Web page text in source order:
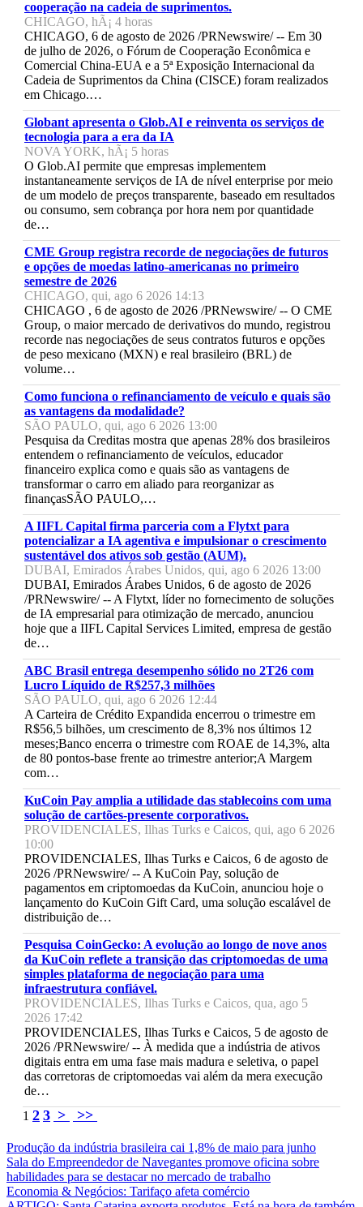
cooperação na cadeia de suprimentos.
CHICAGO, hÃ¡ 4 horas
CHICAGO, 6 de agosto de 2026 /PRNewswire/ -- Em 30
de julho de 2026, o Fórum de Cooperação Econômica e
Comercial China-EUA e a 5ª Exposição Internacional da
Cadeia de Suprimentos da China (CISCE) foram realizados
em Chicago.…
Globant apresenta o Glob.AI e reinventa os serviços de
tecnologia para a era da IA
NOVA YORK, hÃ¡ 5 horas
O Glob.AI permite que empresas implementem
instantaneamente serviços de IA de nível enterprise por meio
de um modelo de preços transparente, baseado em resultados
ou consumo, sem cobrança por hora nem por quantidade
de…
CME Group registra recorde de negociações de futuros
e opções de moedas latino-americanas no primeiro
semestre de 2026
CHICAGO, qui, ago 6 2026 14:13
CHICAGO , 6 de agosto de 2026 /PRNewswire/ -- O CME
Group, o maior mercado de derivativos do mundo, registrou
recorde nas negociações de seus contratos futuros e opções
de peso mexicano (MXN) e real brasileiro (BRL) de
volume…
Como funciona o refinanciamento de veículo e quais são
as vantagens da modalidade?
SÃO PAULO, qui, ago 6 2026 13:00
Pesquisa da Creditas mostra que apenas 28% dos brasileiros
entendem o refinanciamento de veículos, educador
financeiro explica como e quais são as vantagens de
transformar o carro em aliado para reorganizar as
finançasSÃO PAULO,…
A IIFL Capital firma parceria com a Flytxt para
potencializar a IA agentiva e impulsionar o crescimento
sustentável dos ativos sob gestão (AUM).
DUBAI, Emirados Árabes Unidos, qui, ago 6 2026 13:00
DUBAI, Emirados Árabes Unidos, 6 de agosto de 2026
/PRNewswire/ -- A Flytxt, líder no fornecimento de soluções
de IA empresarial para otimização de mercado, anunciou
hoje que a IIFL Capital Services Limited, empresa de gestão
de…
ABC Brasil entrega desempenho sólido no 2T26 com
Lucro Líquido de R$257,3 milhões
SÃO PAULO, qui, ago 6 2026 12:44
A Carteira de Crédito Expandida encerrou o trimestre em
R$56,5 bilhões, um crescimento de 8,3% nos últimos 12
meses;Banco encerra o trimestre com ROAE de 14,3%, alta
de 80 pontos-base frente ao trimestre anterior;A Margem
com…
KuCoin Pay amplia a utilidade das stablecoins com uma
solução de cartões-presente corporativos.
PROVIDENCIALES, Ilhas Turks e Caicos, qui, ago 6 2026
10:00
PROVIDENCIALES, Ilhas Turks e Caicos, 6 de agosto de
2026 /PRNewswire/ -- A KuCoin Pay, solução de
pagamentos em criptomoedas da KuCoin, anunciou hoje o
lançamento do KuCoin Gift Card, uma solução escalável de
distribuição de…
Pesquisa CoinGecko: A evolução ao longo de nove anos
da KuCoin reflete a transição das criptomoedas de uma
simples plataforma de negociação para uma
infraestrutura confiável.
PROVIDENCIALES, Ilhas Turks e Caicos, qua, ago 5
2026 17:42
PROVIDENCIALES, Ilhas Turks e Caicos, 5 de agosto de
2026 /PRNewswire/ -- À medida que a indústria de ativos
digitais entra em uma fase mais madura e seletiva, o papel
das corretoras de criptomoedas vai além da mera execução
de…
1 2 3 > >>
Produção da indústria brasileira cai 1,8% de maio para junho
Sala do Empreendedor de Navegantes promove oficina sobre
habilidades para se destacar no mercado de trabalho
Economia & Negócios: Tarifaço afeta comércio